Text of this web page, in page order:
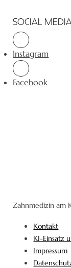
SOCIAL
Instagram
Facebook
Zahnmedizin am
Kontakt
KI-Einsatz
Impressum